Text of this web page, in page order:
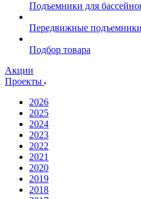
Подъемники для
Передвижные
Подбор товара
Акции
Проекты
2026
2025
2024
2023
2022
2021
2020
2019
2018